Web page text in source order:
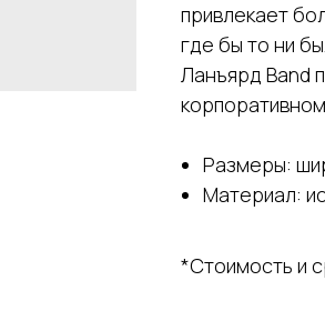
привлекает
где бы то ни
Ланъярд Band
Размеры:
Материал:
*Стоимость и